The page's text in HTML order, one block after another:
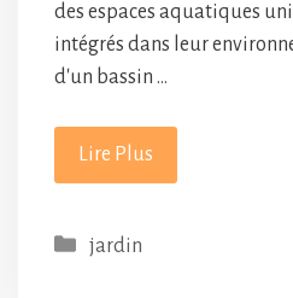
des espaces aquatiques
intégrés dans leur
d'un bassin …
Lire Plus
Catégories
jardin